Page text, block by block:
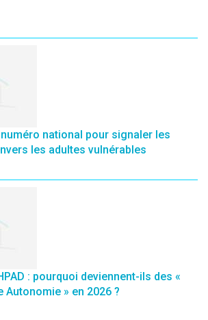
national pour signaler les
les adultes vulnérables
: pourquoi deviennent-ils des «
Autonomie » en 2026 ?